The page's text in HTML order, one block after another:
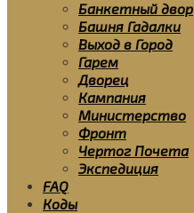
Банкетный двор
Башня Гадалки
Выход в Город
Гарем
Дворец
Кампания
Министерство
Фронт
Чертог Почета
Экспедиция
FAQ
Коды